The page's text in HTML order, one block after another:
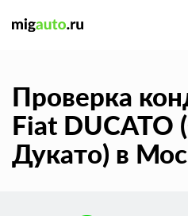
Проверка
Fiat DUCATO
Дукато) в